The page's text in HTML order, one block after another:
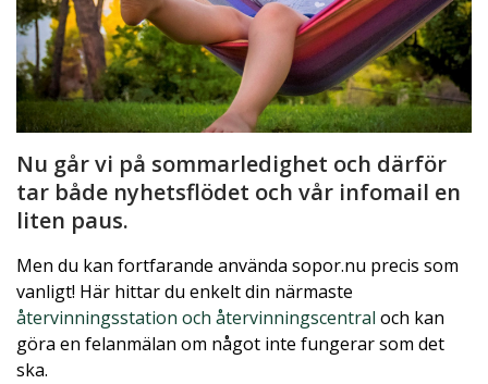
Nu går vi på sommarledighet och därför
tar både nyhetsflödet och vår infomail en
liten paus.
Men du kan fortfarande använda sopor.nu precis som
vanligt! Här hittar du enkelt din närmaste
återvinningsstation och återvinningscentral och kan
göra en felanmälan om något inte fungerar som det
ska.